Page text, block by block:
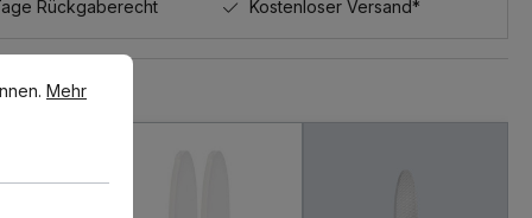
Rückgaberecht
Kostenloser Versand*
Mehr Informationen ...
Mehr